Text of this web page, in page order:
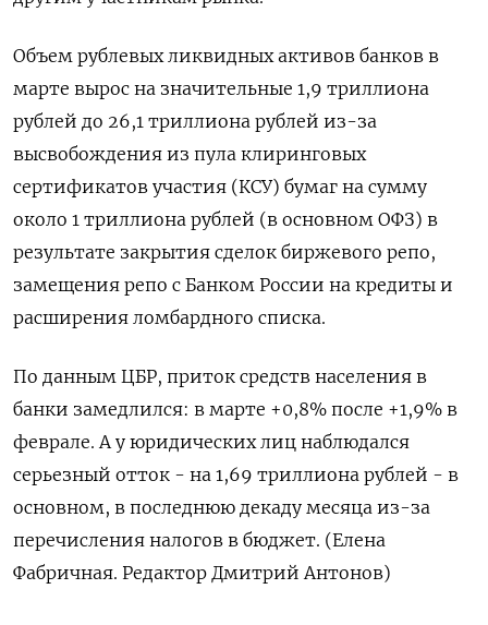
Объем рублевых ликвидных активов банков в
марте вырос на значительные 1,9 триллиона
рублей до 26,1 триллиона рублей из-за
высвобождения из пула клиринговых
сертификатов участия (КСУ) бумаг на сумму
около 1 триллиона рублей (в основном ОФЗ) в
результате закрытия сделок биржевого репо,
замещения репо с Банком России на кредиты и
расширения ломбардного списка.
По данным ЦБР, приток средств населения в
банки замедлился: в марте +0,8% после +1,9% в
феврале. А у юридических лиц наблюдался
серьезный отток - на 1,69 триллиона рублей - в
основном, в последнюю декаду месяца из-за
перечисления налогов в бюджет. (Елена
Фабричная. Редактор Дмитрий Антонов)